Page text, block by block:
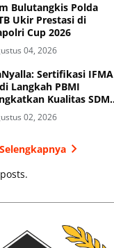
Bulutangkis Polda
Ukir Prestasi di
Cup 2026
04, 2026
Sertifikasi IFMA
Langkah PBMI
Kualitas SDM
02, 2026